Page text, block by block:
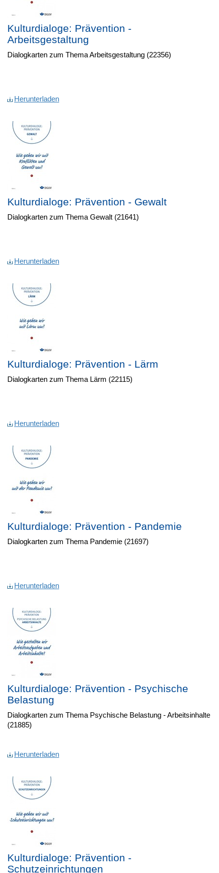
Kulturdialoge: Prävention -
Arbeitsgestaltung
Dialogkarten zum Thema Arbeitsgestaltung (22356)
Herunterladen
Kulturdialoge: Prävention - Gewalt
Dialogkarten zum Thema Gewalt (21641)
Herunterladen
Kulturdialoge: Prävention - Lärm
Dialogkarten zum Thema Lärm (22115)
Herunterladen
Kulturdialoge: Prävention - Pandemie
Dialogkarten zum Thema Pandemie (21697)
Herunterladen
Kulturdialoge: Prävention - Psychische
Belastung
Dialogkarten zum Thema Psychische Belastung - Arbeitsinhalte
(21885)
Herunterladen
Kulturdialoge: Prävention -
Schutzeinrichtungen